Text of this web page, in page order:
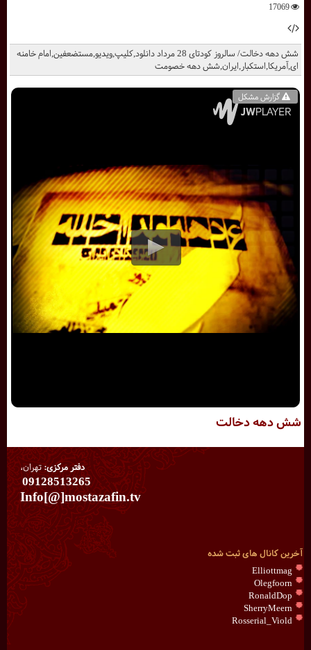
شش دهه دخالت
گزارش مشکل
شش دهه دخالت/ سالروز کودتای 28 مرداد دانلود,کلیپ,ویدیو,مستضعفین,امام خامنه
ای,آمریکا,استکبار,ایران,شش دهه خصومت
17069
دفتر مرکزی:تهران،
09128513265
Info[@]mostazafin.tv
آخرین کانال های ثبت شده
Elliottmag
Olegfoorn
RonaldDop
SherryMeern
Rosserial_Viold